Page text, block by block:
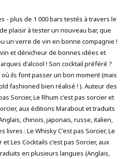
- plus de 1 000 bars testés à travers le
plaisir à tester un nouveau bar, que
un verre de vin en bonne compagnie !
et dénicheur de bonnes idées et
d'alcool ! Son cocktail préféré ?
ils font passer un bon moment (mais
fashioned bien réalisé ! ). Auteur des
Sorcier, Le Rhum c'est pas sorcier et
aux éditions Marabout et traduits
chinois, japonais, russe, italien,
livres : Le Whisky C'est pas Sorcier, Le
Les Cocktails c'est pas Sorcier, aux
en plusieurs langues (Anglais,